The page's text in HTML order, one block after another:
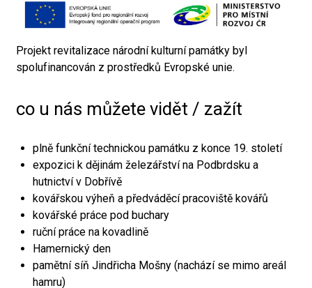
Projekt revitalizace národní kulturní památky byl
spolufinancován z prostředků Evropské unie.
co u nás můžete vidět / zažít
plně funkční technickou památku z konce 19. století
expozici k dějinám železářství na Podbrdsku a
hutnictví v Dobřívě
kovářskou výheň a předváděcí pracoviště kovářů
kovářské práce pod buchary
ruční práce na kovadlině
Hamernický den
pamětní síň Jindřicha Mošny (nachází se mimo areál
hamru)